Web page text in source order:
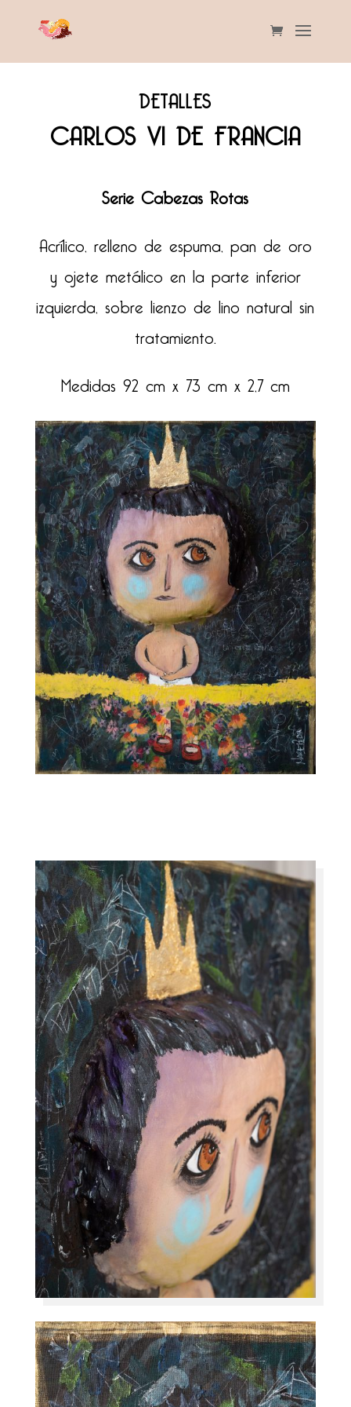
DETALLES
CARLOS VI DE FRANCIA
Serie Cabezas Rotas
Acrílico, relleno de espuma, pan de oro
y ojete metálico en la parte inferior
izquierda, sobre lienzo de lino natural sin
tratamiento.
Medidas 92 cm x 73 cm x 2,7 cm